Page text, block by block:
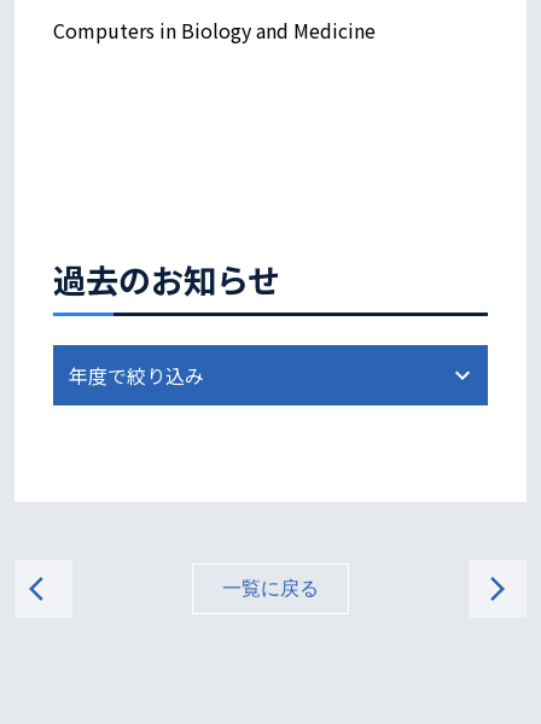
過去のお知らせ
Computers in Biology and Medicine
arrow_back_ios 一覧に戻る arrow_forward_ios